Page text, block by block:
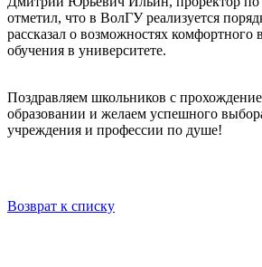
отметил, что в ВолГУ реализуется
рассказал о возможностях комфортного
обучения в университете.
Поздравляем школьников с
образовании и желаем успешного
учреждения и профессии по душе!
Возврат к списку